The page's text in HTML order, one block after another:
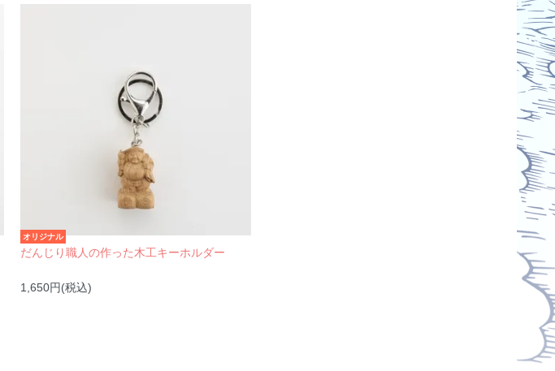
オリジナル
だんじり職人の作った木工キーホルダー
1,650円(税込)